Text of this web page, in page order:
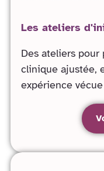
Les ateliers
Des ateliers pour
clinique ajustée,
expérience